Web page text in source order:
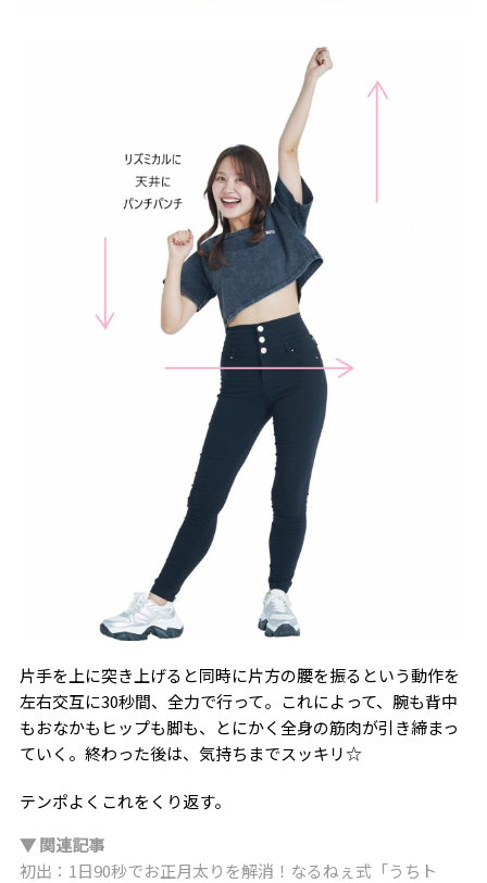
片手を上に突き上げると同時に片方の腰を振るという動作を
左右交互に30秒間、全力で行って。これによって、腕も背中
もおなかもヒップも脚も、とにかく全身の筋肉が引き締まっ
ていく。終わった後は、気持ちまでスッキリ☆
テンポよくこれをくり返す。
▼ 関連記事
初出：1日90秒でお正月太りを解消！なるねぇ式「うちト